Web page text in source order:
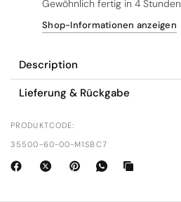
Gewöhnlich fertig in 4 Stunden
Shop-Informationen anzeigen
Description
Lieferung & Rückgabe
PRODUKTCODE:
35500-60-00-M1SBC7